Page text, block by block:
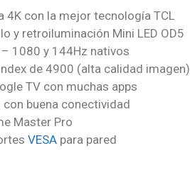
4K con la mejor tecnología TCL
y retroiluminación Mini LED OD5
1080 y 144Hz nativos
de 4900 (alta calidad imagen)
TV con muchas apps
buena conectividad
Master Pro
VESA para pared